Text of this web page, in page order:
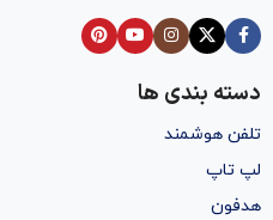
دسته بندی ها
تلفن هوشمند
لپ تاپ
هدفون